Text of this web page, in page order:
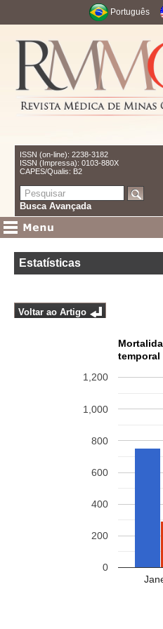
Português
ISSN (on-line): 2238-3182
ISSN (Impressa): 0103-880X
CAPES/Qualis: B2
Busca Avançada
Estatísticas
Voltar ao Artigo
temporal
0
200
400
600
800
1,000
1,200